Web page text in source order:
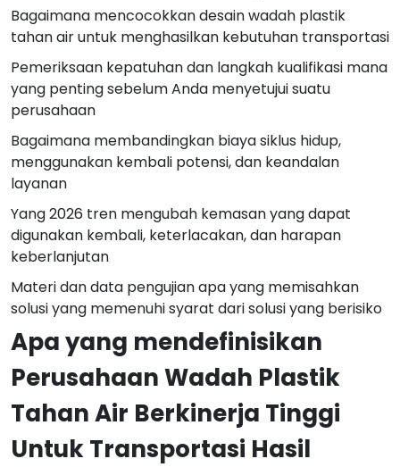
Bagaimana mencocokkan desain wadah plastik
tahan air untuk menghasilkan kebutuhan transportasi
Pemeriksaan kepatuhan dan langkah kualifikasi mana
yang penting sebelum Anda menyetujui suatu
perusahaan
Bagaimana membandingkan biaya siklus hidup,
menggunakan kembali potensi, dan keandalan
layanan
Yang 2026 tren mengubah kemasan yang dapat
digunakan kembali, keterlacakan, dan harapan
keberlanjutan
Materi dan data pengujian apa yang memisahkan
solusi yang memenuhi syarat dari solusi yang berisiko
Apa yang mendefinisikan
Perusahaan Wadah Plastik
Tahan Air Berkinerja Tinggi
Untuk Transportasi Hasil